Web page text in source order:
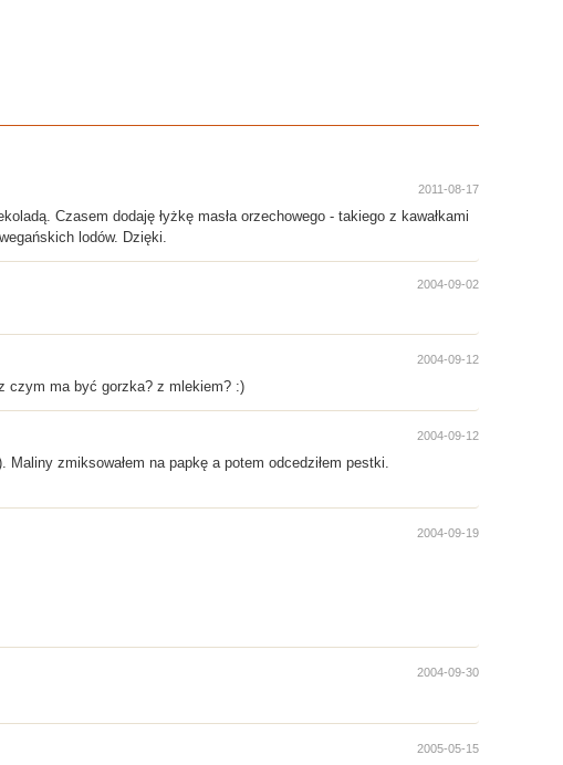
2011-08-17
Czasem dodaję łyżkę masła orzechowego - takiego z kawałkami
lodów. Dzięki.
2004-09-02
2004-09-12
czym ma być gorzka? z mlekiem? :)
2004-09-12
zmiksowałem na papkę a potem odcedziłem pestki.
2004-09-19
2004-09-30
2005-05-15